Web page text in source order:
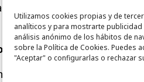
Utilizamos cookies propias y de
analíticos y para mostrarte
análisis anónimo de los hábitos de
sobre la Política de Cookies. Puedes
"Aceptar" o configurarlas o rechazar
dónde puede llegar
con creadores de
el próximo